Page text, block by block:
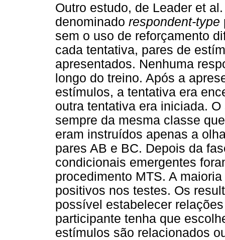
Outro estudo, de Leader et
denominado respondent-type
sem o uso de reforçamento
cada tentativa, pares de
apresentados. Nenhuma
longo do treino. Após a
estímulos, a tentativa era
outra tentativa era iniciada.
sempre da mesma classe
eram instruídos apenas a
pares AB e BC. Depois da
condicionais emergentes
procedimento MTS. A
positivos nos testes. Os
possível estabelecer
participante tenha que
estímulos são relacionados